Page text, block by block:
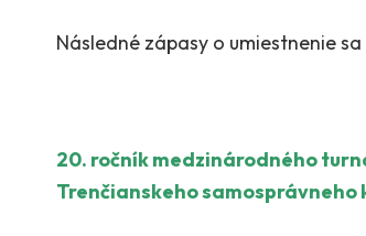
Následné zápasy o umiestnenie
20. ročník medzinárodného
Trenčianskeho samosprávneho